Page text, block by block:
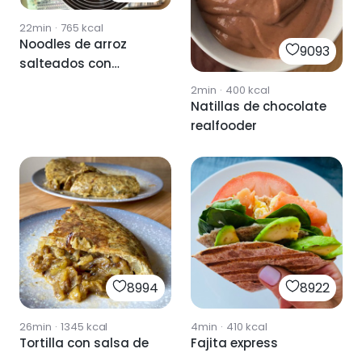
22min · 765 kcal
Noodles de arroz
salteados con
9093
2min · 400 kcal
Natillas de chocolate
realfooder
8994
26min · 1345 kcal
Tortilla con salsa de
8922
4min · 410 kcal
Fajita express